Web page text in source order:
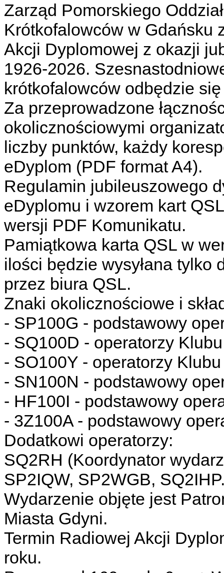
Zarząd Pomorskiego
Krótkofalowców w Gdańsku
Akcji Dyplomowej z okazji
1926-2026.
krótkofalowców odbędzie
Za przeprowadzone
okolicznościowymi
liczby punktów, każdy
eDyplom (PDF format A4).
Regulamin jubileuszowego
eDyplomu i wzorem kart
wersji PDF Komunikatu.
Pamiątkowa karta QSL w
ilości będzie wysyłana tylko
przez biura QSL.
Znaki okolicznościowe i
- SP100G - podstawowy
- SQ100D - operatorzy
- SO100Y - operatorzy
- SN100N - podstawowy
- HF100I - podstawowy
- 3Z100A - podstawowy
Dodatkowi operatorzy:
SQ2RH (Koordynator
SP2IQW, SP2WGB,
Wydarzenie objęte jest
Miasta Gdyni.
Termin Radiowej Akcji
roku.